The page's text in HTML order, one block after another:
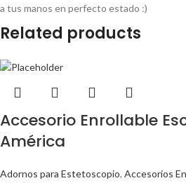
a tus manos en perfecto estado :)
Related products
Accesorio Enrollable
América
Adornos para Estetoscopio, Accesorios